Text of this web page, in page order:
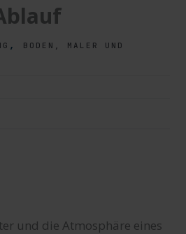
,
BODEN, MALER UND
und die Atmosphäre eines